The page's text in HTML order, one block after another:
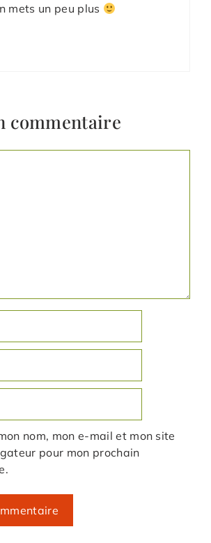
mets un peu plus
commentaire
nom, mon e-mail et mon site
pour mon prochain